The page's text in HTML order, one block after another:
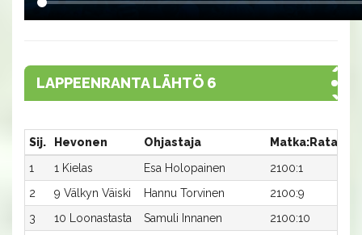
LAPPEENRANTA LÄHTÖ 6
Sij. Hevonen Ohjastaja Matka:Rata
1
1 Kielas Esa Holopainen 2100:1
2
9 Välkyn Väiski Hannu Torvinen 2100:9
3
10 Loonastasta Samuli Innanen 2100:10